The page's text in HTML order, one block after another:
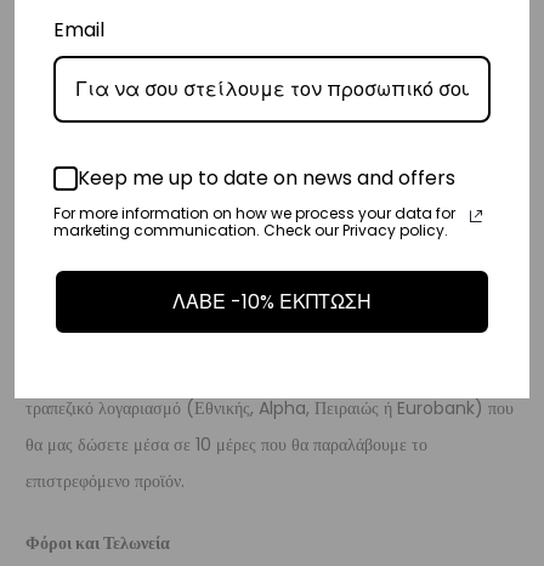
– Η συνεργαζόμενη εταιρεία ταχυμεταφορών,
παράδοσή σας.
– Οι χρόνοι παράδοσης κυμαίνονται συνήθως από 3-10 εργάσιμες
ημέρες.
Επιστροφές
Επιστροφές είναι δεκτές εντός 14 ημερών από την ημερομηνία αγοράς
λόγους της επιστροφής, υπό την προϋπόθεση ότι η συσκευασία και το
προϊόν είναι άθικτα.Τα έξοδα αποστολής για την επιστροφή,
τραπεζικό λογαριασμό (Εθνικής, Alpha, Πειραιώς ή Eurobank) που
θα μας δώσετε μέσα σε 10 μέρες που θα παραλάβουμε το
επιστρεφόμενο προϊόν.
Φόροι και Τελωνεία
Email
Keep me up to date on news and offers
For more information on how we process your data for
marketing communication. Check our Privacy policy.
ΛΑΒΕ -10% ΕΚΠΤΩΣΗ